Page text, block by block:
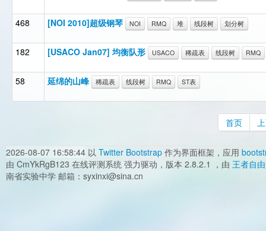
468 [NOI 2010]超级钢琴 NOI RMQ 堆 线段树 划分树
182 [USACO Jan07] 均衡队形 USACO 稀疏表 线段树 RMQ
58 延绵的山峰 稀疏表 线段树 RMQ ST表
首页
2026-08-07 16:58:44 以 Twitter Bootstrap 作为界面框架，应用
由 CmYkRgB123 在线评测系统 强力驱动，版本 2.8.2.1 ，由 王者自由
南省实验中学 邮箱：syxinxi@sina.cn